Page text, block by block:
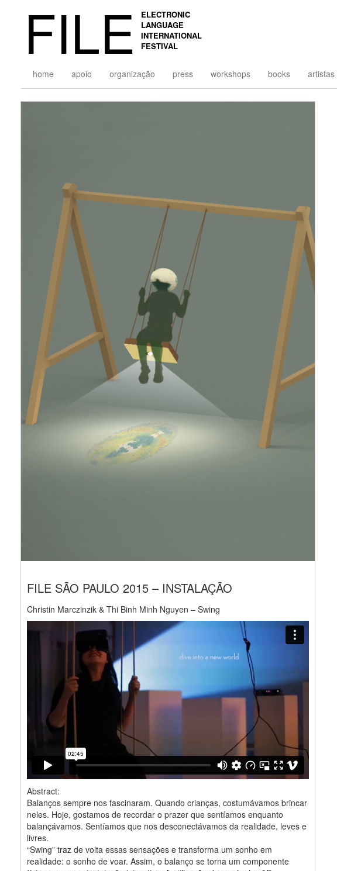
FILE
ELECTRONIC
LANGUAGE
INTERNATIONAL
FESTIVAL
home apoio organização press workshops books artistas
FILE SÃO PAULO 2015 – INSTALAÇÃO
Christin Marczinzik & Thi Binh Minh Nguyen – Swing
Abstract:
Balanços sempre nos fascinaram. Quando crianças, costumávamos brincar
neles. Hoje, gostamos de recordar o prazer que sentíamos enquanto
balançávamos. Sentíamos que nos desconectávamos da realidade, leves e
livres.
“Swing” traz de volta essas sensações e transforma um sonho em
realidade: o sonho de voar. Assim, o balanço se torna um componente